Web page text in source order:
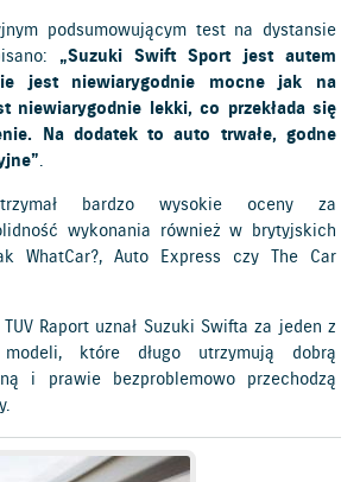
podsumowującym test na dystansie
„Suzuki Swift Sport jest autem
jest niewiarygodnie mocne jak na
niewiarygodnie lekki, co przekłada się
Na dodatek to auto trwałe, godne
.
bardzo wysokie oceny za
wykonania również w brytyjskich
WhatCar?, Auto Express czy The Car
Raport uznał Suzuki Swifta za jeden z
które długo utrzymują dobrą
i prawie bezproblemowo przechodzą